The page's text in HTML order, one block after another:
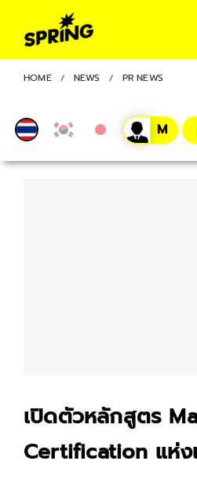
HOME NEWS PR NEWS
เปิดตัวหลักสูตร
Certification แห่ง